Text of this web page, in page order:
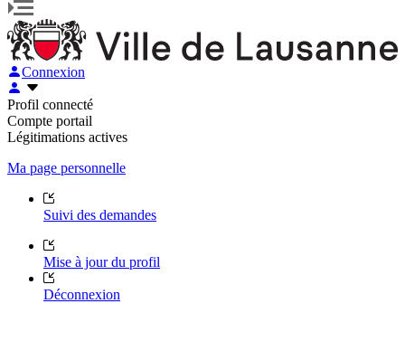
Connexion
Profil connecté
Compte portail
Légitimations actives
Ma page personnelle
Suivi des demandes
Mise à jour du profil
Déconnexion